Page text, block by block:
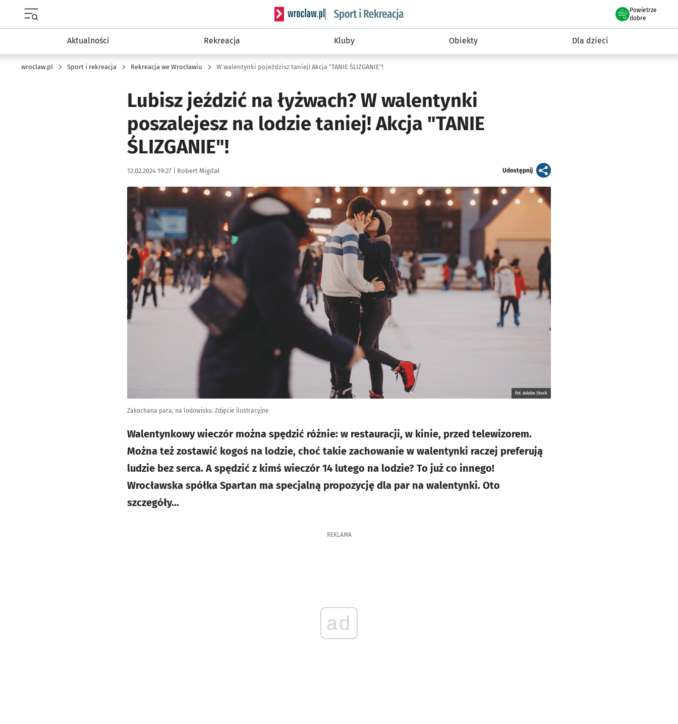
Serwis informacyjny wroclaw.pl podserwis: Sport i rekreacja
Powietrze
we Wrocławiu
dobre
Aktualności Rekreacja Kluby Obiekty Dla dzieci
wroclaw.pl Sport i rekreacja Rekreacja we Wrocławiu W walentynki pojeździsz taniej! Akcja "TANIE ŚLIZGANIE"!
Lubisz jeździć na łyżwach? W walentynki
poszalejesz na lodzie taniej! Akcja "TANIE
ŚLIZGANIE"!
Data publikacji:
12.02.2024 19:27 | Autor:
Robert Migdał Udostępnijartykuł
Kliknij, aby powiększyć
fot. Adobe Stock
Zakochana para, na lodowisku. Zdjęcie ilustracyjne
Walentynkowy wieczór można spędzić różnie: w restauracji, w kinie, przed telewizorem.
Można też zostawić kogoś na lodzie, choć takie zachowanie w walentynki raczej preferują
ludzie bez serca. A spędzić z kimś wieczór 14 lutego na lodzie? To już co innego!
Wrocławska spółka Spartan ma specjalną propozycję dla par na walentynki. Oto
szczegóły...
REKLAMA
ad